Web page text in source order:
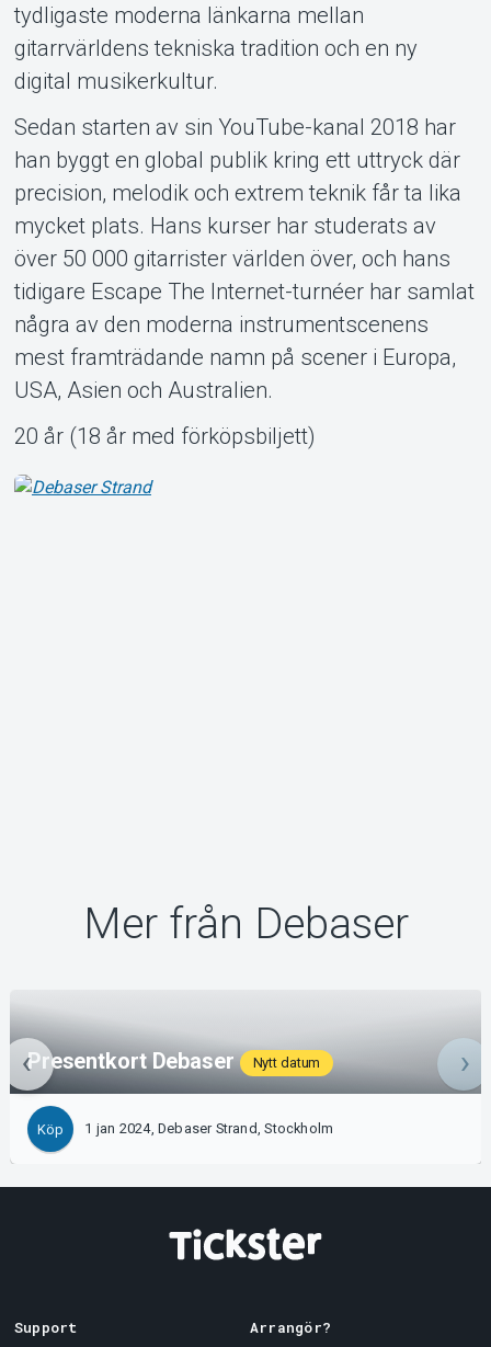
tydligaste moderna länkarna mellan
gitarrvärldens tekniska tradition och en ny
digital musikerkultur.
Sedan starten av sin YouTube-kanal 2018 har
han byggt en global publik kring ett uttryck där
precision, melodik och extrem teknik får ta lika
mycket plats. Hans kurser har studerats av
över 50 000 gitarrister världen över, och hans
tidigare Escape The Internet-turnéer har samlat
några av den moderna instrumentscenens
mest framträdande namn på scener i Europa,
USA, Asien och Australien.
20 år (18 år med förköpsbiljett)
Mer från Debaser
Presentkort Debaser Nytt datum
Köp 1 jan 2024, Debaser Strand, Stockholm
Support
Arrangör?